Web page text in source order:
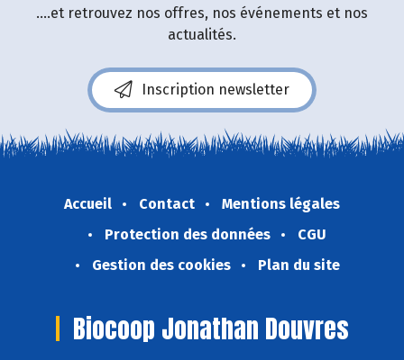
....et retrouvez nos offres, nos événements et nos
actualités.
Inscription newsletter
Accueil Contact
Mentions légales
Protection des données
CGU
Gestion des cookies
Plan du site
Biocoop Jonathan Douvres